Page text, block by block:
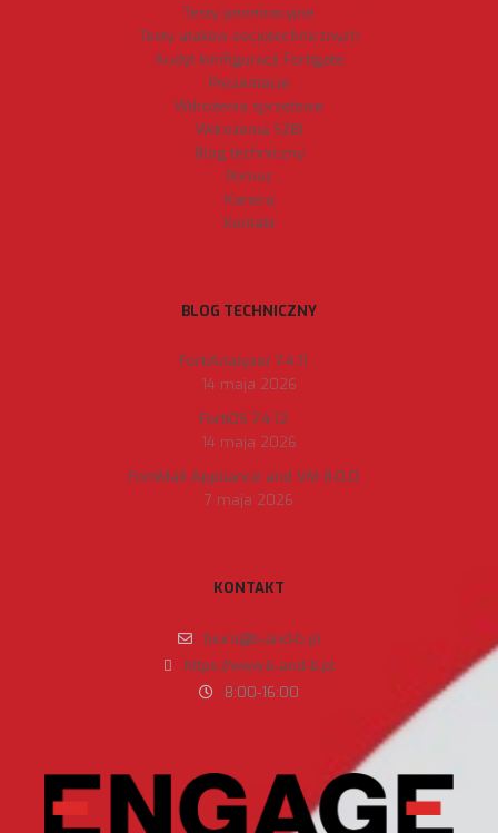
Testy penetracyjne
Testy ataków socjotechnicznych
Audyt konfiguracji Fortigate
Prezentacje
Wdrożenia sprzętowe
Wdrożenia SZBI
Blog techniczny
Pomoc
Kariera
Kontakt
BLOG TECHNICZNY
FortiAnalyzer 7.4.11
14 maja 2026
FortiOS 7.4.12
14 maja 2026
FortiMail Appliance and VM 8.0.0
7 maja 2026
KONTAKT
biuro@b-and-b.pl
https://www.b-and-b.pl
8:00-16:00